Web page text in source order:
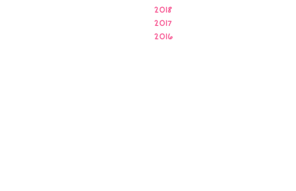
2018
2017
2016